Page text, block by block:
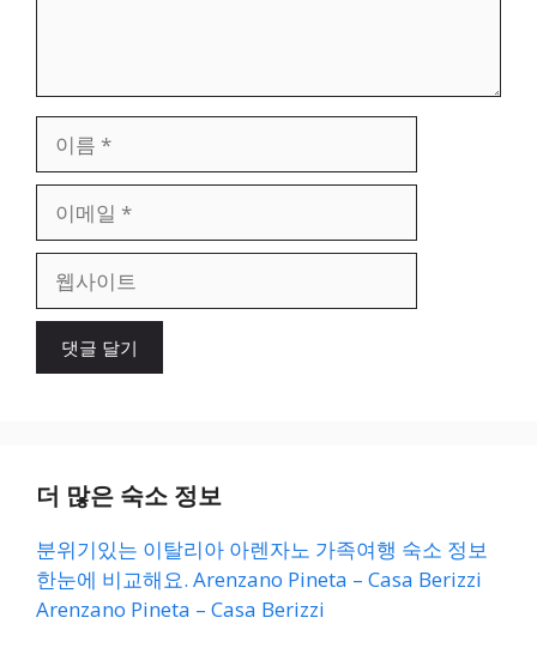
일
이
더 많은 숙소 정보
분위기있는 이탈리아 아렌자노 가족여행 숙소 정보
한눈에 비교해요. Arenzano Pineta – Casa Berizzi
Arenzano Pineta – Casa Berizzi